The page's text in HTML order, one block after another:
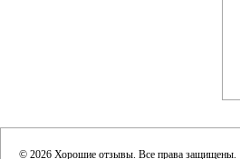
© 2026 Хорошие отзывы. Все права защищены.